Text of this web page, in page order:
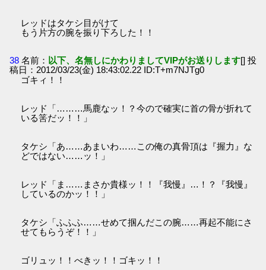
レッドはタケシ目がけて
もう片方の腕を振り下ろした！！
38 名前： 以下、名無しにかわりましてVIPがお送りします[] 投
稿日：2012/03/23(金) 18:43:02.22 ID:T+m7NJTg0
ゴキィ！！
レッド「………馬鹿なッ！？今ので確実に首の骨が折れて
いる筈だッ！！」
タケシ「あ……あまいわ……この俺の真骨頂は『握力』な
どではない……ッ！」
レッド「ま……まさか貴様ッ！！『我慢』…！？『我慢』
しているのかッ！！」
タケシ「ふふふ……せめて掴んだこの腕……再起不能にさ
せてもらうぞ！！」
ゴリュッ！！べきッ！！ゴキッ！！